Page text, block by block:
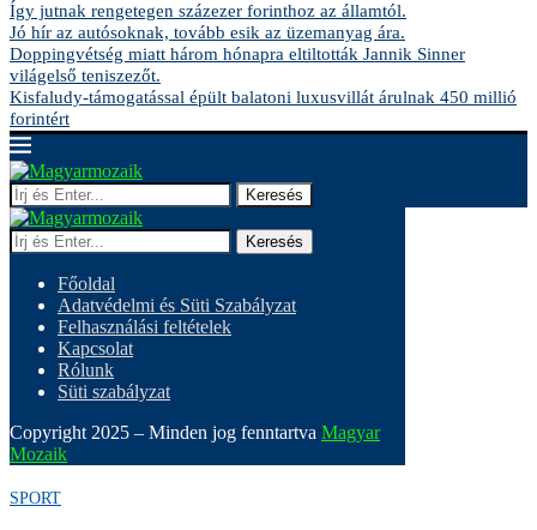
Így jutnak rengetegen százezer forinthoz az államtól.
Jó hír az autósoknak, tovább esik az üzemanyag ára.
Doppingvétség miatt három hónapra eltiltották Jannik Sinner
világelső teniszezőt.
Kisfaludy-támogatással épült balatoni luxusvillát árulnak 450 millió
forintért
Keresés
Keresés
Főoldal
Adatvédelmi és Süti Szabályzat
Felhasználási feltételek
Kapcsolat
Rólunk
Süti szabályzat
Copyright 2025 – Minden jog fenntartva Magyar
Mozaik
SPORT